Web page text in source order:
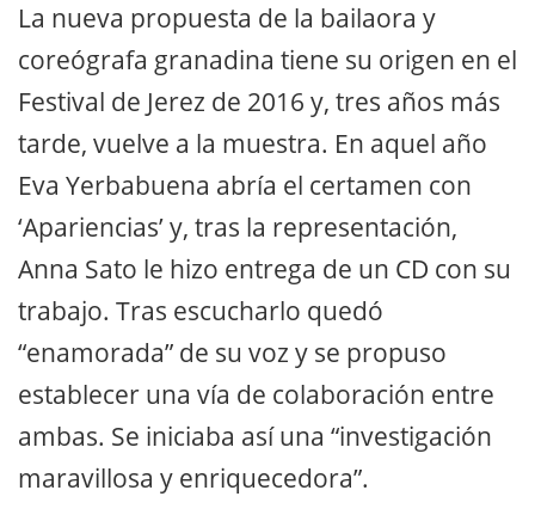
La nueva propuesta de la bailaora y
coreógrafa granadina tiene su origen en el
Festival de Jerez de 2016 y, tres años más
tarde, vuelve a la muestra. En aquel año
Eva Yerbabuena abría el certamen con
‘Apariencias’ y, tras la representación,
Anna Sato le hizo entrega de un CD con su
trabajo. Tras escucharlo quedó
“enamorada” de su voz y se propuso
establecer una vía de colaboración entre
ambas. Se iniciaba así una “investigación
maravillosa y enriquecedora”.